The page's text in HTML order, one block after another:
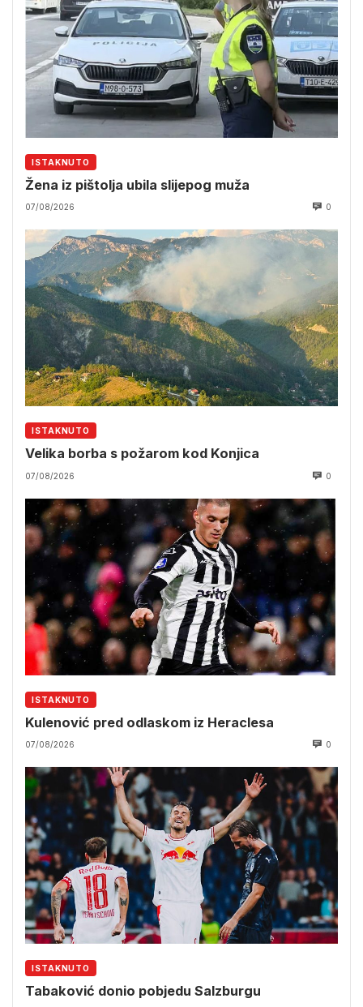
ISTAKNUTO
Žena iz pištolja ubila slijepog muža
07/08/2026 0
ISTAKNUTO
Velika borba s požarom kod Konjica
07/08/2026 0
ISTAKNUTO
Kulenović pred odlaskom iz Heraclesa
07/08/2026 0
ISTAKNUTO
Tabaković donio pobjedu Salzburgu